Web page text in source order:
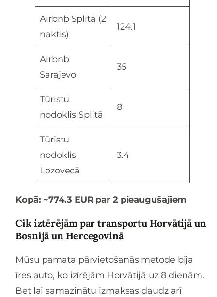
Airbnb Splitā (2
naktis)
124.1
Airbnb
Sarajevo
35
Tūristu
nodoklis Splitā
8
Tūristu
nodoklis
Lozovecā
3.4
Kopā: ~774.3 EUR par 2 pieaugušajiem
Cik iztērējām par transportu Horvātijā un
Bosnijā un Hercegovinā
Mūsu pamata pārvietošanās metode bija
īres auto, ko izīrējām Horvātijā uz 8 dienām.
Bet lai samazinātu izmaksas daudz arī